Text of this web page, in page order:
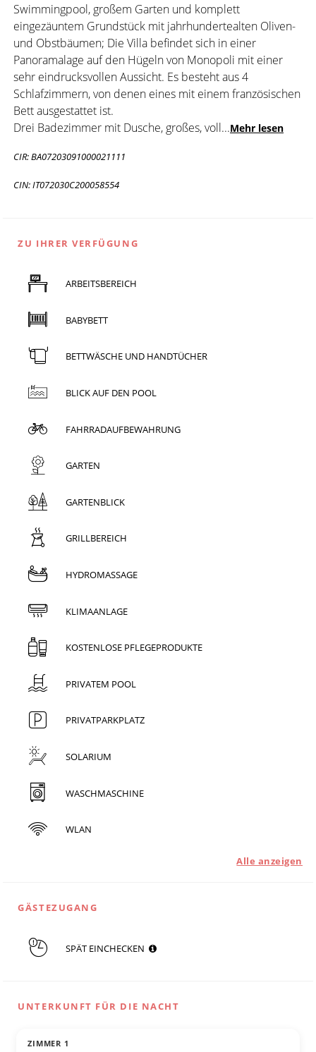
Swimmingpool, großem Garten und komplett
eingezäuntem Grundstück mit jahrhundertealten Oliven-
und Obstbäumen; Die Villa befindet sich in einer
Panoramalage auf den Hügeln von Monopoli mit einer
sehr eindrucksvollen Aussicht. Es besteht aus 4
Schlafzimmern, von denen eines mit einem französischen
Bett ausgestattet ist.
Drei Badezimmer mit Dusche, großes, voll...Mehr lesen
CIR: BA07203091000021111
CIN: IT072030C200058554
ZU IHRER VERFÜGUNG
ARBEITSBEREICH
BABYBETT
BETTWÄSCHE UND HANDTÜCHER
BLICK AUF DEN POOL
FAHRRADAUFBEWAHRUNG
GARTEN
GARTENBLICK
GRILLBEREICH
HYDROMASSAGE
KLIMAANLAGE
KOSTENLOSE PFLEGEPRODUKTE
PRIVATEM POOL
PRIVATPARKPLATZ
SOLARIUM
WASCHMASCHINE
WLAN
Alle anzeigen
GÄSTEZUGANG
SPÄT EINCHECKEN
UNTERKUNFT FÜR DIE NACHT
ZIMMER 1